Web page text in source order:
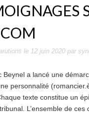
le 12 juin 2020 par
Beynel a lancé une
personnalité
texte constitue un
L’ensemble de